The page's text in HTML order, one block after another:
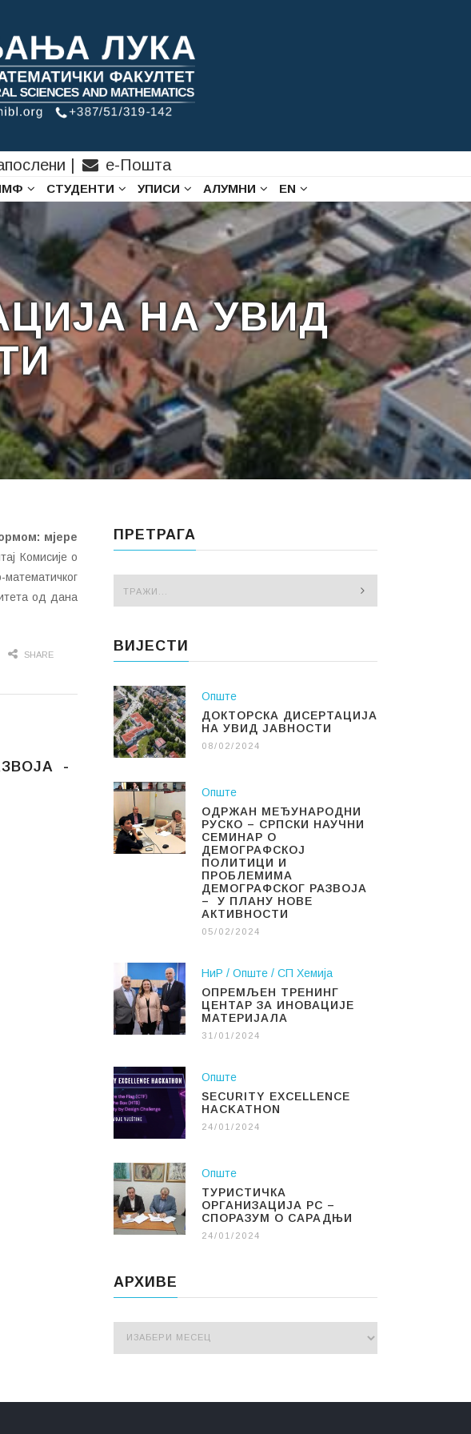
е-Пошта
СТУДЕНТИ УПИСИ АЛУМНИ EN
НА УВИД
мјере
Комисије о
од дана
SHARE
-
ПРЕТРАГА
ВИЈЕСТИ
Опште
ДОКТОРСКА ДИСЕРТАЦИЈА
НА УВИД ЈАВНОСТИ
08/02/2024
Опште
ОДРЖАН МЕЂУНАРОДНИ
РУСКО – СРПСКИ НАУЧНИ
СЕМИНАР О
ДЕМОГРАФСКОЈ
ПОЛИТИЦИ И
ПРОБЛЕМИМА
ДЕМОГРАФСКОГ РАЗВОЈА
– У ПЛАНУ НОВЕ
АКТИВНОСТИ
05/02/2024
НиР Опште
СП Хемија
ОПРЕМЉЕН ТРЕНИНГ
ЦЕНТАР ЗА ИНОВАЦИЈЕ
МАТЕРИЈАЛА
31/01/2024
Опште
SECURITY EXCELLENCE
HACKATHON
24/01/2024
Опште
ТУРИСТИЧКА
ОРГАНИЗАЦИЈА РС –
СПОРАЗУМ О САРАДЊИ
24/01/2024
АРХИВЕ